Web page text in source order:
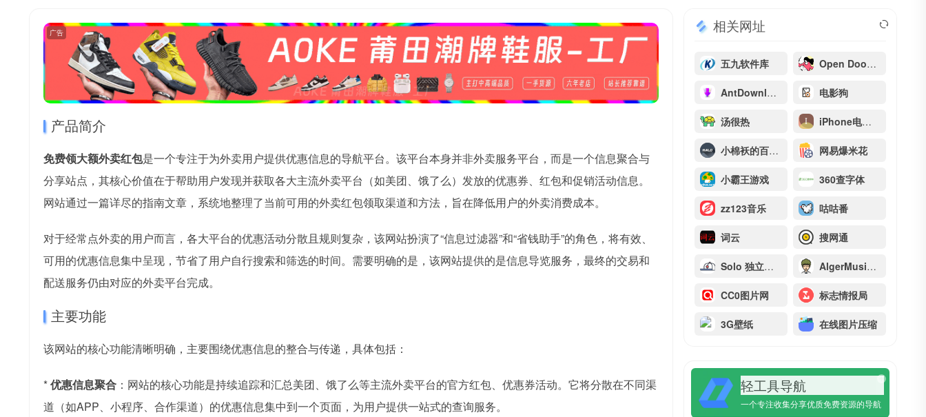
广告
产品简介
免费领大额外卖红包是一个专注于为外卖用户提供优惠信息的导航平台。该平台本身并非外卖服务平台，而是一个信息聚合与
分享站点，其核心价值在于帮助用户发现并获取各大主流外卖平台（如美团、饿了么）发放的优惠券、红包和促销活动信息。
网站通过一篇详尽的指南文章，系统地整理了当前可用的外卖红包领取渠道和方法，旨在降低用户的外卖消费成本。
对于经常点外卖的用户而言，各大平台的优惠活动分散且规则复杂，该网站扮演了“信息过滤器”和“省钱助手”的角色，将有效、
可用的优惠信息集中呈现，节省了用户自行搜索和筛选的时间。需要明确的是，该网站提供的是信息导览服务，最终的交易和
配送服务仍由对应的外卖平台完成。
主要功能
该网站的核心功能清晰明确，主要围绕优惠信息的整合与传递，具体包括：
*优惠信息聚合 ：网站的核心功能是持续追踪和汇总美团、饿了么等主流外卖平台的官方红包、优惠券活动。它将分散在不同渠
道（如APP、小程序、合作渠道）的优惠信息集中到一个页面，为用户提供一站式的查询服务。
相关网址
五九软件库 Open Doodles
AntDownload 电影狗
汤很热 iPhone电视直播
小棉袄的百味人生 网易爆米花
小霸王游戏 360查字体
zz123音乐 咕咕番
词云 搜网通
Solo 独立开发者社区 AlgerMusicPlayer
CC0图片网 标志情报局
3G壁纸 在线图片压缩
轻工具导航
一个专注收集分享优质免费资源的导航